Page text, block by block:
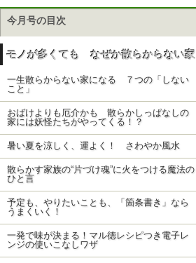
今月号の目次
モノが多くても なぜか散らからない家
一生散らからない家になる ７つの「しない
こと」
おばけよりも厄介かも 散らかしっぱなしの
家には妖怪たちがやってくる！？
暑い夏を涼しく、運よく！ さわやか風水
散らかす家族の“片づけ魂”に火をつける魔法の
ひと言
予定も、やりたいことも、「箇条書き」なら
うまくいく！
一発で味が決まる！マル徳レシピつき電子レ
ンジの使いこなしワザ